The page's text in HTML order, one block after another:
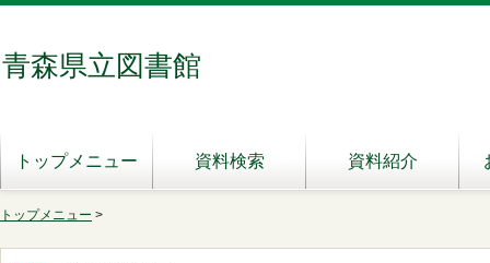
青森県立図書館
トップメニュー 資料検索 資料紹介
トップメニュー >